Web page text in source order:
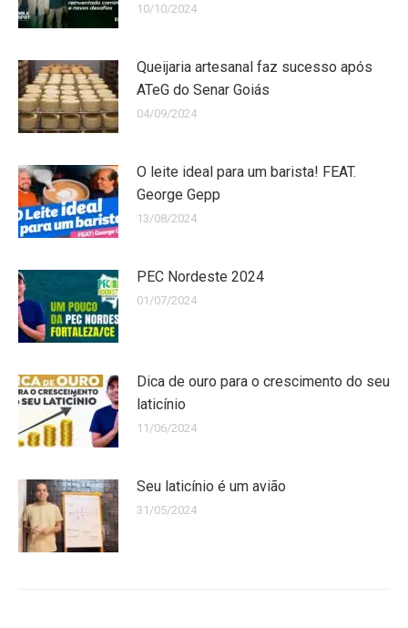
10/10/2024
Queijaria artesanal faz sucesso após
ATeG do Senar Goiás
04/09/2024
O leite ideal para um barista! FEAT.
George Gepp
13/08/2024
PEC Nordeste 2024
01/07/2024
Dica de ouro para o crescimento do seu
laticínio
11/06/2024
Seu laticínio é um avião
31/05/2024